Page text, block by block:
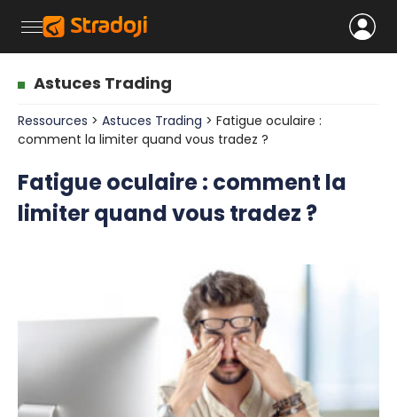
Astuces Trading
Ressources > Astuces Trading > Fatigue oculaire :
comment la limiter quand vous tradez ?
Fatigue oculaire : comment la
limiter quand vous tradez ?